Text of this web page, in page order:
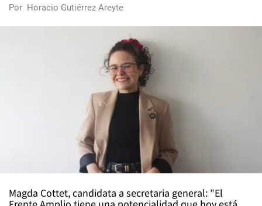
Por Horacio Gutiérrez Areyte
Magda Cottet, candidata a secretaria general: "El